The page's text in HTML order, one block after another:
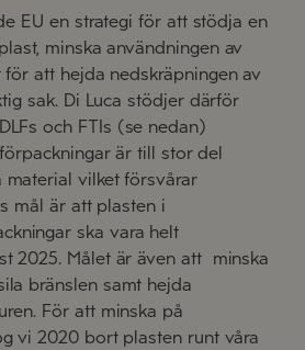
EU en strategi för att stödja en
minska användningen av
att hejda nedskräpningen av
sak. Di Luca stödjer därför
och FTIs (se nedan)
är till stor del
material vilket försvårar
mål är att plasten i
ska vara helt
2025. Målet är även att minska
bränslen samt hejda
För att minska på
vi 2020 bort plasten runt våra